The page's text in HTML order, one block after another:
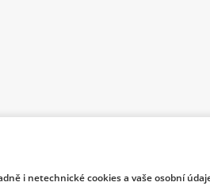
Republic support investment in
i netechnické cookies a vaše osobní